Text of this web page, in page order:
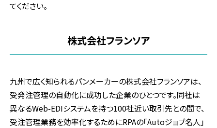
てください。
株式会社フランソア
九州で広く知られるパンメーカーの株式会社フランソアは、
受発注管理の自動化に成功した企業のひとつです。同社は
異なるWeb-EDIシステムを持つ100社近い取引先との間で、
受注管理業務を効率化するためにRPAの「Autoジョブ名人」